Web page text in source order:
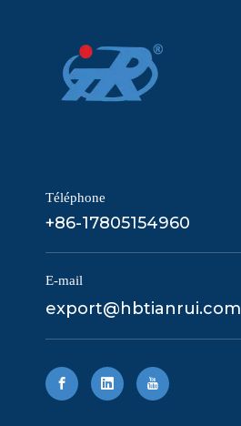
Téléphone
+86-17805154960
E-mail
export@hbtianrui.com